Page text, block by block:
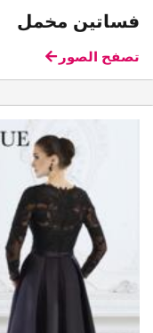
فساتين مخمل
تصفح الصور